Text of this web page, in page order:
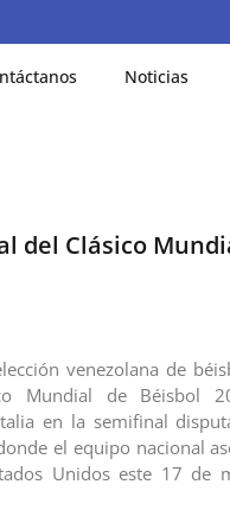
Noticias
del Clásico
venezolana de
Mundial de Béisbol
en la semifinal
el equipo nacional
Unidos este 17 de